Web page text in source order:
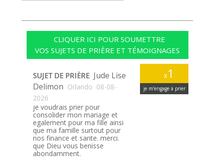
CLIQUER ICI POUR SOUMETTRE
VOS SUJETS DE PRIÈRE ET TÉMOIGNAGES
x1
je m’engage à prier
SUJET DE PRIÈRE Jude Lise
Delimon Orlando 08-08-
2026
je voudrais prier pour
consolider mon mariage et
egalement pour ma fille ainsi
que ma famille surtout pour
nos finance et sante. merci.
que Dieu vous benisse
abondamment.